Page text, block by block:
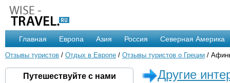
Главная Европа Азия Россия Северная Америка
Отзывы туристов / Отдых в Европе / Отзывы туристов о Греции /
Путешествуйте с нами Другие